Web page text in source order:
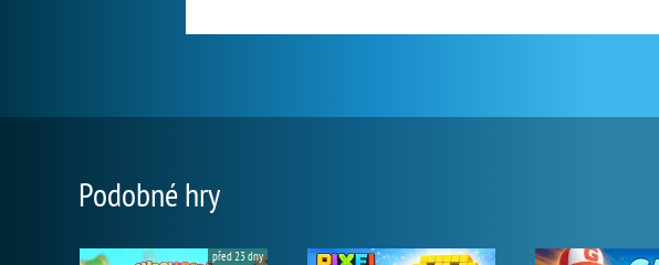
Podobné hry
před 23 dny